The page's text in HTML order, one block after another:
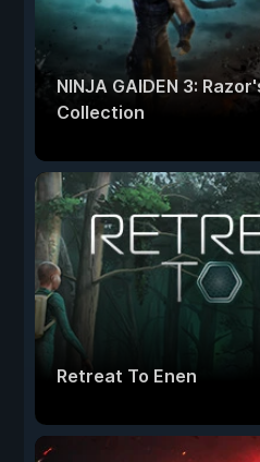
NINJA GAIDEN 3:
Collection
Retreat To Enen